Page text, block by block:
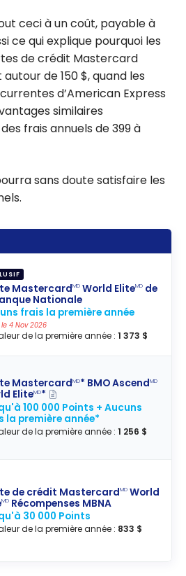
ceci à un coût, payable à
ce qui explique pourquoi les
de crédit Mastercard
de 150 $, quand les
d’American Express
similaires
frais annuels de 399 à
sans doute satisfaire les
MastercardMD World EliteMD de
Nationale
frais la première année
le 4 Nov 2026
de la première année : 1 373 $
MastercardMD* BMO AscendMD
EliteMD*
100 000 Points + Aucuns
la première année*
de la première année : 1 256 $
de crédit MastercardMD World
MD Récompenses MBNA
30 000 Points
de la première année : 833 $